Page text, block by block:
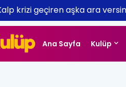
krizi geçiren aşka ara
Ana Sayfa Kulüp